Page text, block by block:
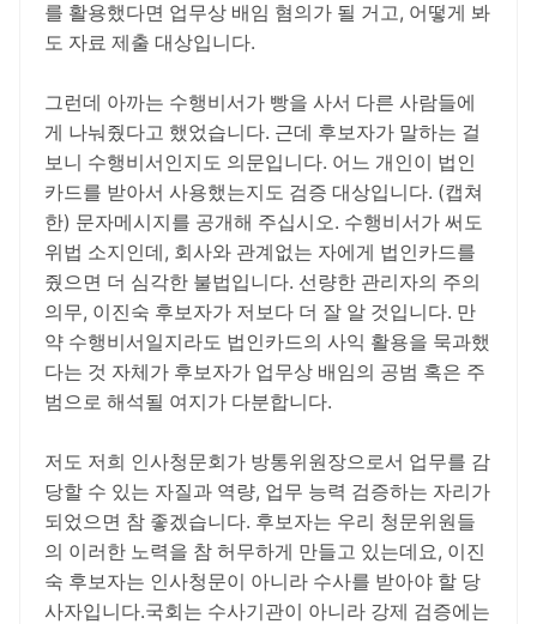
를 활용했다면 업무상 배임 혐의가 될 거고, 어떻게 봐
도 자료 제출 대상입니다.
그런데 아까는 수행비서가 빵을 사서 다른 사람들에
게 나눠줬다고 했었습니다. 근데 후보자가 말하는 걸
보니 수행비서인지도 의문입니다. 어느 개인이 법인
카드를 받아서 사용했는지도 검증 대상입니다. (캡쳐
한) 문자메시지를 공개해 주십시오. 수행비서가 써도
위법 소지인데, 회사와 관계없는 자에게 법인카드를
줬으면 더 심각한 불법입니다. 선량한 관리자의 주의
의무, 이진숙 후보자가 저보다 더 잘 알 것입니다. 만
약 수행비서일지라도 법인카드의 사익 활용을 묵과했
다는 것 자체가 후보자가 업무상 배임의 공범 혹은 주
범으로 해석될 여지가 다분합니다.
저도 저희 인사청문회가 방통위원장으로서 업무를 감
당할 수 있는 자질과 역량, 업무 능력 검증하는 자리가
되었으면 참 좋겠습니다. 후보자는 우리 청문위원들
의 이러한 노력을 참 허무하게 만들고 있는데요, 이진
숙 후보자는 인사청문이 아니라 수사를 받아야 할 당
사자입니다.국회는 수사기관이 아니라 강제 검증에는